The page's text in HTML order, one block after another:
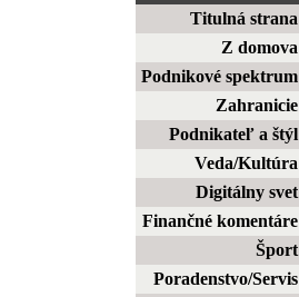
Titulná strana
Z domova
Podnikové spektrum
Zahranicie
Podnikateľ a štýl
Veda/Kultúra
Digitálny svet
Finančné komentáre
Šport
Poradenstvo/Servis